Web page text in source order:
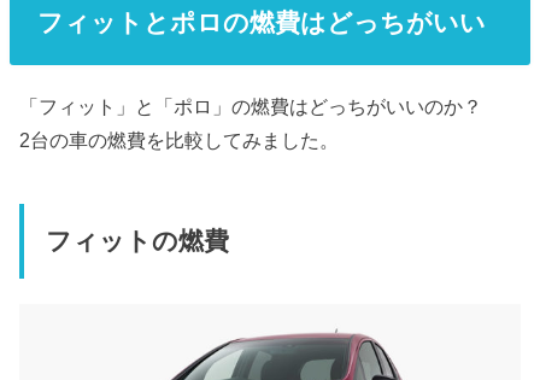
フィットとポロの燃費はどっちがいい
「フィット」と「ポロ」の燃費はどっちがいいのか？
2台の車の燃費を比較してみました。
フィットの燃費